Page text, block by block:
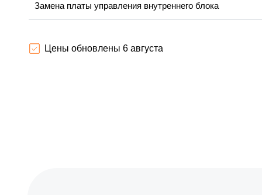
Замена платы управления внутреннего блока
Цены обновлены 6 августа